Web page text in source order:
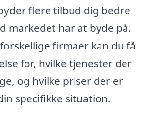
flere tilbud dig bedre
markedet har at byde på.
firmaer kan du få
for, hvilke tjenester der
og hvilke priser der er
specifikke situation.